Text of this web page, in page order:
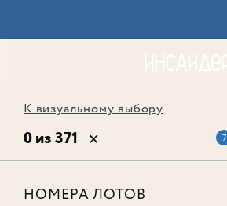
К визуальному выбору
0 из 371 7
НОМЕРА ЛОТОВ